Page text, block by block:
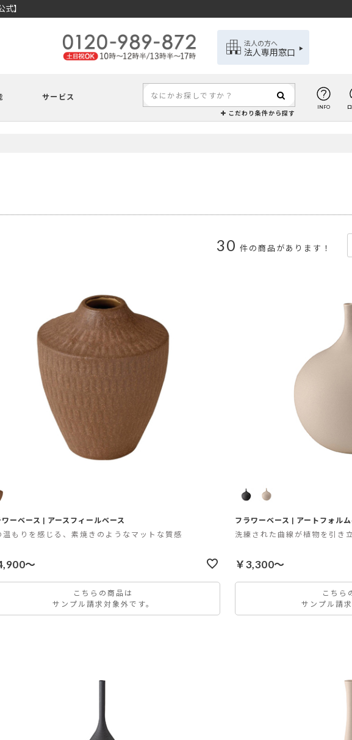
】
法人の方へ
法人専用窓口
サービス
こだわり条件から探す
INFO
30 件の商品があります！
ワーベース | アースフィールベース
温もりを感じる、素焼きのようなマットな質感
～
こちらの商品は
サンプル請求対象外です。
フラワーベース | アートフォル
洗練された曲線が植物を引き
￥3,300～
こちら
サンプル請